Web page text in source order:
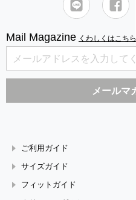
Mail Magazine くわしくはこちら
ご利用ガイド
サイズガイド
フィットガイド